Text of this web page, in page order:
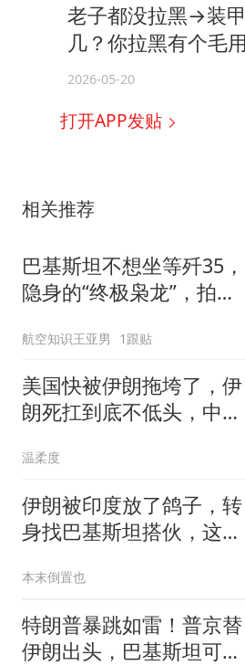
老子都没拉黑→装
几？你拉黑有个毛
2026-05-20
打开APP发贴
相关推荐
巴基斯坦不想坐等歼35，
隐身的“终极枭龙”，拍板
航空知识王亚男 1跟贴
美国快被伊朗拖垮了，伊
朗死扛到底不低头，中国
温柔度
伊朗被印度放了鸽子，转
身找巴基斯坦搭伙，这波
本末倒置也
特朗普暴跳如雷！普京替
伊朗出头，巴基斯坦可能